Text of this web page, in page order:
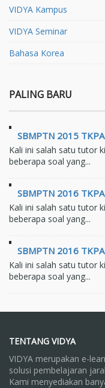
VIDYA Kampus
VIDYA Seminar
Bahasa Korea
PALING BARU
SBMPTN 2015
Kali ini salah satu tutor
beberapa soal yang...
SBMPTN 2016
Kali ini salah satu tutor
beberapa soal yang...
SBMPTN 2016
Kali ini salah satu tutor
beberapa soal yang...
TENTANG VIDYA
VIDYA merupakan e-
solusi pembelajaran
Kami menyediakan